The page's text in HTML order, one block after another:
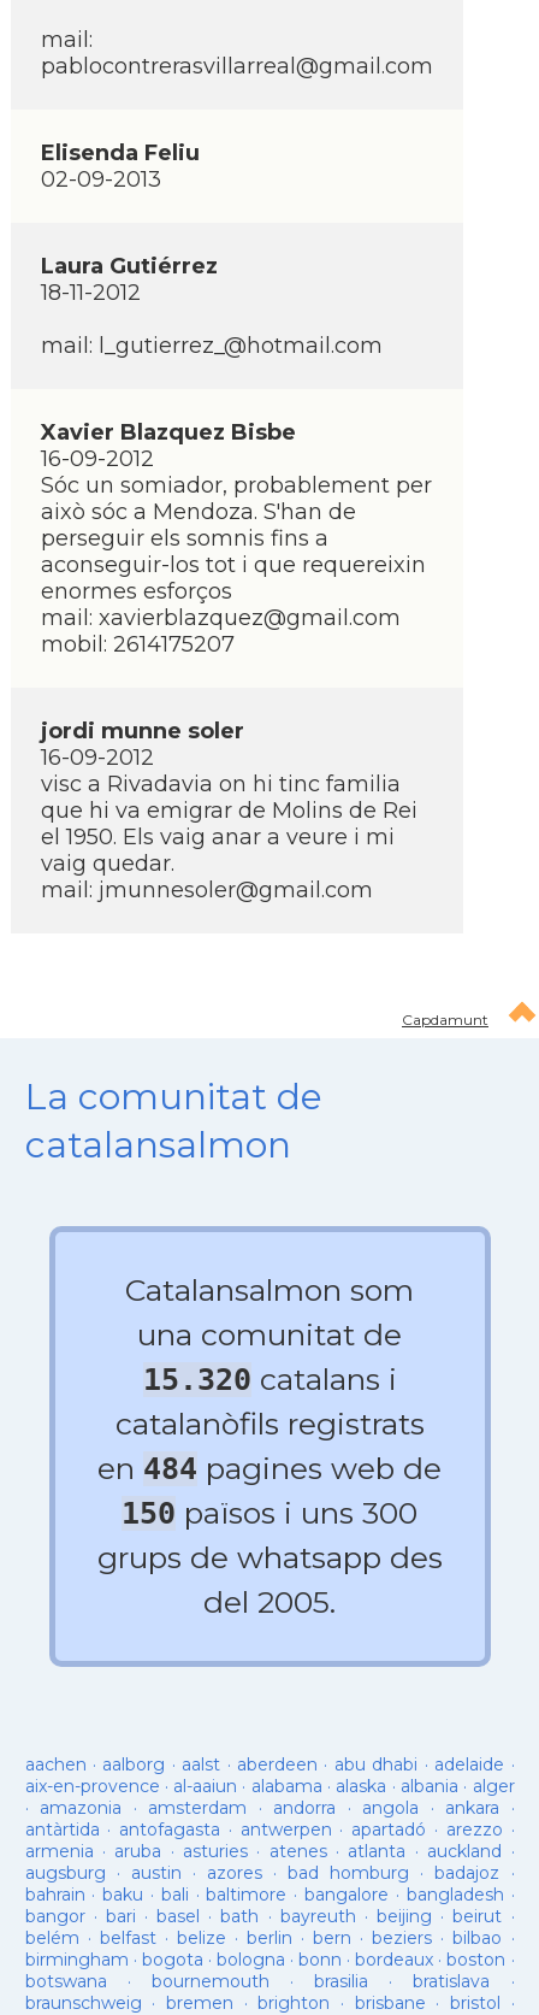
mail:
pablocontrerasvillarreal@gmail.com
Elisenda Feliu
02-09-2013
Laura Gutiérrez
18-11-2012
mail: l_gutierrez_@hotmail.com
Xavier Blazquez Bisbe
16-09-2012
Sóc un somiador, probablement per
això sóc a Mendoza. S'han de
perseguir els somnis fins a
aconseguir-los tot i que requereixin
enormes esforços
mail: xavierblazquez@gmail.com
mobil: 2614175207
jordi munne soler
16-09-2012
visc a Rivadavia on hi tinc familia
que hi va emigrar de Molins de Rei
el 1950. Els vaig anar a veure i mi
vaig quedar.
mail: jmunnesoler@gmail.com
Capdamunt
La comunitat de
catalansalmon
Catalansalmon som
una comunitat de
15.320 catalans i
catalanòfils registrats
en 484 pagines web de
150 països i uns 300
grups de whatsapp des
del 2005.
aachen · aalborg · aalst · aberdeen · abu dhabi · adelaide ·
aix-en-provence · al-aaiun · alabama · alaska · albania · alger
· amazonia · amsterdam · andorra · angola · ankara ·
antàrtida · antofagasta · antwerpen · apartadó · arezzo ·
armenia · aruba · asturies· atenes· atlanta · auckland ·
augsburg · austin · azores·bad homburg ·badajoz ·
bahrain ·baku · bali ·baltimore ·bangalore · bangladesh ·
bangor· bari ·basel ·bath · bayreuth ·beijing ·beirut ·
belém · belfast· belize · berlin ·bern ·beziers ·bilbao ·
birmingham · bogota · bologna ·bonn ·bordeaux ·boston ·
botswana · bournemouth ·brasilia ·bratislava ·
braunschweig · bremen ·brighton · brisbane · bristol ·